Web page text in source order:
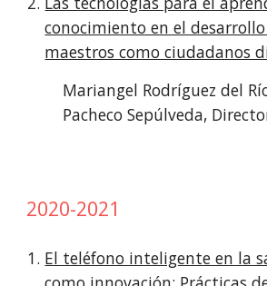
conocimiento en el
maestros como ciudadanos
Mariangel Rodríguez del
Pacheco Sepúlveda,
2020-2021
El teléfono inteligente en la